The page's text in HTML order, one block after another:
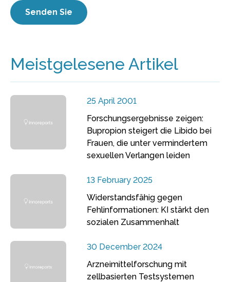
Meistgelesene Artikel
25 April 2001
Forschungsergebnisse zeigen:
Bupropion steigert die Libido bei
Frauen, die unter vermindertem
sexuellen Verlangen leiden
13 February 2025
Widerstandsfähig gegen
Fehlinformationen: KI stärkt den
sozialen Zusammenhalt
30 December 2024
Arzneimittelforschung mit
zellbasierten Testsystemen